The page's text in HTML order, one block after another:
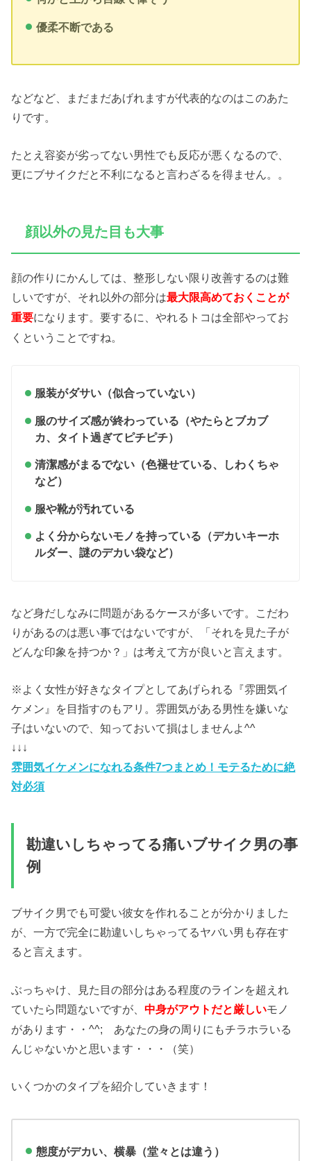
優柔不断である
などなど、まだまだあげれますが代表的なのはこのあた
りです。
たとえ容姿が劣ってない男性でも反応が悪くなるので、
更にブサイクだと不利になると言わざるを得ません。。
顔以外の見た目も大事
顔の作りにかんしては、整形しない限り改善するのは難
しいですが、それ以外の部分は最大限高めておくことが
重要になります。要するに、やれるトコは全部やってお
くということですね。
服装がダサい（似合っていない）
服のサイズ感が終わっている（やたらとブカブ
カ、タイト過ぎてピチピチ）
清潔感がまるでない（色褪せている、しわくちゃ
など）
服や靴が汚れている
よく分からないモノを持っている（デカいキーホ
ルダー、謎のデカい袋など）
など身だしなみに問題があるケースが多いです。こだわ
りがあるのは悪い事ではないですが、「それを見た子が
どんな印象を持つか？」は考えて方が良いと言えます。
※よく女性が好きなタイプとしてあげられる『雰囲気イ
ケメン』を目指すのもアリ。雰囲気がある男性を嫌いな
子はいないので、知っておいて損はしませんよ^^
↓↓↓
雰囲気イケメンになれる条件7つまとめ！モテるために絶
対必須
勘違いしちゃってる痛いブサイク男の事
例
ブサイク男でも可愛い彼女を作れることが分かりました
が、一方で完全に勘違いしちゃってるヤバい男も存在す
ると言えます。
ぶっちゃけ、見た目の部分はある程度のラインを超えれ
ていたら問題ないですが、中身がアウトだと厳しいモノ
があります・・^^; あなたの身の周りにもチラホラいる
んじゃないかと思います・・・（笑）
いくつかのタイプを紹介していきます！
態度がデカい、横暴（堂々とは違う）